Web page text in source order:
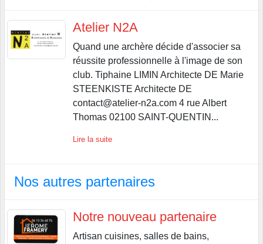
Atelier N2A
Quand une archère décide d'associer sa
réussite professionnelle à l'image de son
club. Tiphaine LIMIN Architecte DE Marie
STEENKISTE Architecte DE
contact@atelier-n2a.com 4 rue Albert
Thomas 02100 SAINT-QUENTIN...
Lire la suite
Nos autres partenaires
Notre nouveau partenaire
Artisan cuisines, salles de bains,